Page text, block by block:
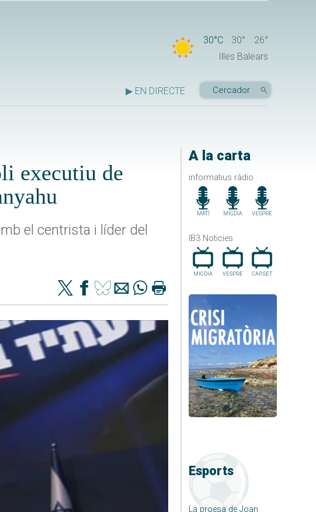
30°C 30°
26°
Illes Balears
▶ EN DIRECTE
A la carta
informatius ràdio
MATÍ MIGDIA VESPRE
IB3 Noticies
MIGDIA VESPRE CAP.SET
Esports
La proesa de Joan
executiu de
el centrista i líder del